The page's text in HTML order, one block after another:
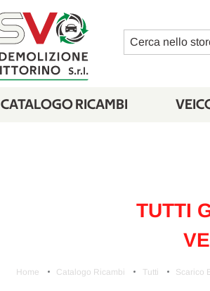
Cerca
CATALOGO RICAMBI
TUTTI
Home Catalogo Ricambi Tutti Scarico